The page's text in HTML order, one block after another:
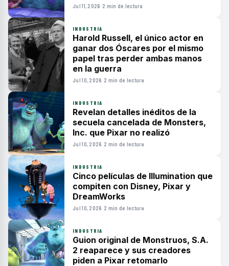
Jul 11, 2026 ·2 min de lectura
INDUSTRIA
Harold Russell, el único actor en
ganar dos Óscares por el mismo
papel tras perder ambas manos
en la guerra
Jul 10, 2026 ·2 min de lectura
INDUSTRIA
Revelan detalles inéditos de la
secuela cancelada de Monsters,
Inc. que Pixar no realizó
Jul 10, 2026 ·2 min de lectura
INDUSTRIA
Cinco películas de Illumination que
compiten con Disney, Pixar y
DreamWorks
Jul 10, 2026 ·2 min de lectura
INDUSTRIA
Guion original de Monstruos, S.A.
2 reaparece y sus creadores
piden a Pixar retomarlo